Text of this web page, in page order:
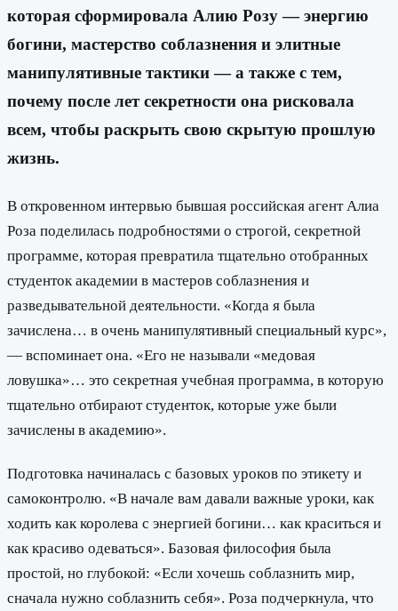
которая сформировала Алию Розу — энергию
богини, мастерство соблазнения и элитные
манипулятивные тактики — а также с тем,
почему после лет секретности она рисковала
всем, чтобы раскрыть свою скрытую прошлую
жизнь.
В откровенном интервью бывшая российская агент Алиа
Роза поделилась подробностями о строгой, секретной
программе, которая превратила тщательно отобранных
студенток академии в мастеров соблазнения и
разведывательной деятельности. «Когда я была
зачислена… в очень манипулятивный специальный курс»,
— вспоминает она. «Его не называли «медовая
ловушка»… это секретная учебная программа, в которую
тщательно отбирают студенток, которые уже были
зачислены в академию».
Подготовка начиналась с базовых уроков по этикету и
самоконтролю. «В начале вам давали важные уроки, как
ходить как королева с энергией богини… как краситься и
как красиво одеваться». Базовая философия была
простой, но глубокой: «Если хочешь соблазнить мир,
сначала нужно соблазнить себя». Роза подчеркнула, что